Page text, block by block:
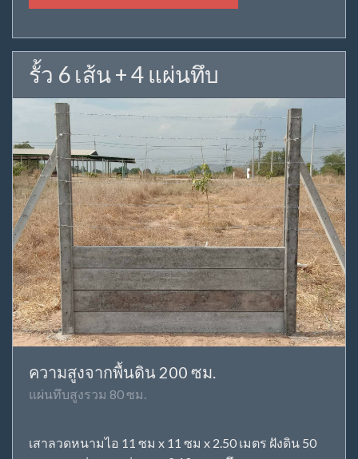
รั้ว 6 เส้น + 4 แผ่นทึบ
ความสูงจากพื้นดิน 200 ซม.
แผ่นทึบสูงรวม 80 ซม.
เสาลวดหนามไอ 11 ซม x 11 ซม x 2.50 เมตร ฝังดิน 50